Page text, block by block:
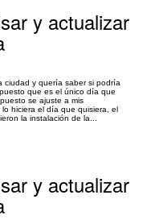
y actualizar
ciudad y quería saber si podría
que es el único día que
se ajuste a mis
hiciera el día que quisiera, el
la instalación de la...
y actualizar